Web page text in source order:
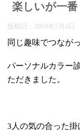
楽しいが一番
投稿日： 2019年5月4日
同じ趣味でつなが
パーソナルカラー
ただきました。
3人の気の合った